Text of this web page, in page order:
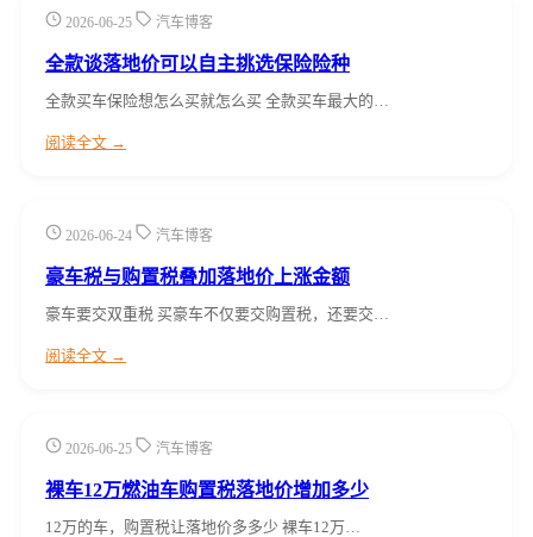
2026-06-25 汽车博客
全款谈落地价可以自主挑选保险险种
全款买车保险想怎么买就怎么买 全款买车最大的…
阅读全文 →
2026-06-24 汽车博客
豪车税与购置税叠加落地价上涨金额
豪车要交双重税 买豪车不仅要交购置税，还要交…
阅读全文 →
2026-06-25 汽车博客
裸车12万燃油车购置税落地价增加多少
12万的车，购置税让落地价多多少 裸车12万…